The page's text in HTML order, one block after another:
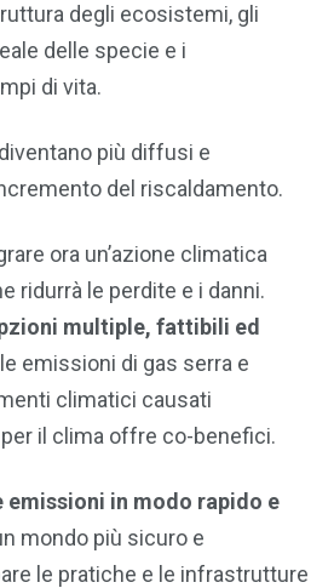
degli ecosistemi, gli
delle specie e i
di vita.
diventano più diffusi e
del riscaldamento.
ora un’azione climatica
ridurrà le perdite e i danni.
multiple, fattibili ed
emissioni di gas serra e
climatici causati
per il clima offre co-benefici.
emissioni in modo rapido e
mondo più sicuro e
le pratiche e le infrastrutture